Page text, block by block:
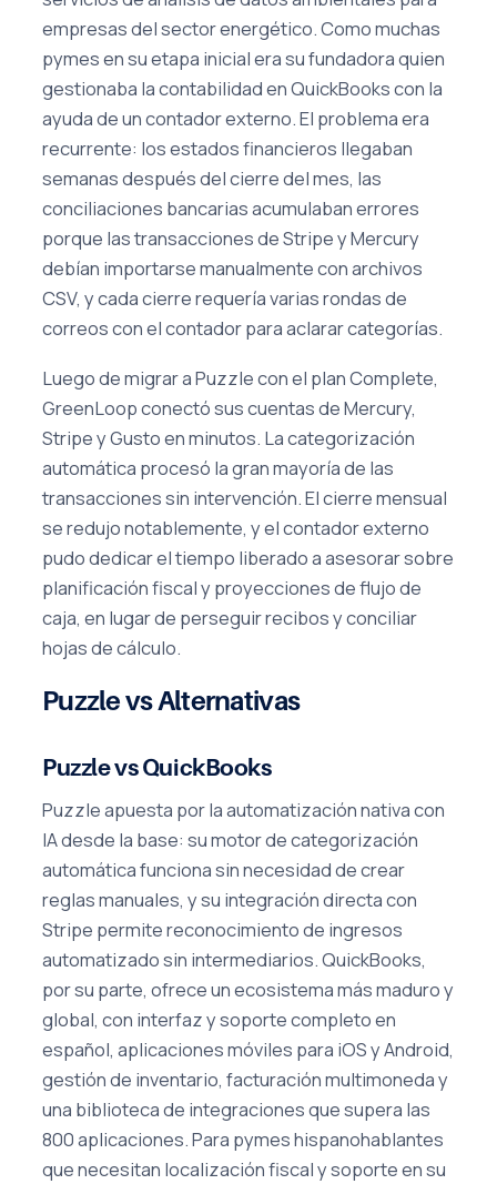
empresas del sector energético. Como muchas
pymes en su etapa inicial era su fundadora quien
gestionaba la contabilidad en QuickBooks con la
ayuda de un contador externo. El problema era
recurrente: los estados financieros llegaban
semanas después del cierre del mes, las
conciliaciones bancarias acumulaban errores
porque las transacciones de Stripe y Mercury
debían importarse manualmente con archivos
CSV, y cada cierre requería varias rondas de
correos con el contador para aclarar categorías.
Luego de migrar a Puzzle con el plan Complete,
GreenLoop conectó sus cuentas de Mercury,
Stripe y Gusto en minutos. La categorización
automática procesó la gran mayoría de las
transacciones sin intervención. El cierre mensual
se redujo notablemente, y el contador externo
pudo dedicar el tiempo liberado a asesorar sobre
planificación fiscal y proyecciones de flujo de
caja, en lugar de perseguir recibos y conciliar
hojas de cálculo.
Puzzle vs Alternativas
Puzzle vs QuickBooks
Puzzle apuesta por la automatización nativa con
IA desde la base: su motor de categorización
automática funciona sin necesidad de crear
reglas manuales, y su integración directa con
Stripe permite reconocimiento de ingresos
automatizado sin intermediarios. QuickBooks,
por su parte, ofrece un ecosistema más maduro y
global, con interfaz y soporte completo en
español, aplicaciones móviles para iOS y Android,
gestión de inventario, facturación multimoneda y
una biblioteca de integraciones que supera las
800 aplicaciones. Para pymes hispanohablantes
que necesitan localización fiscal y soporte en su